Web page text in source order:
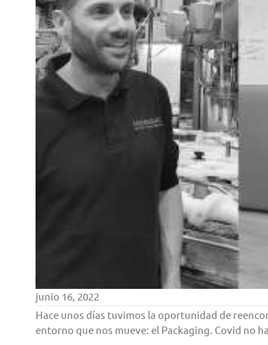
junio 16, 2022
Hace unos días tuvimos la oportunidad de
entorno que nos mueve: el Packaging. Covid no